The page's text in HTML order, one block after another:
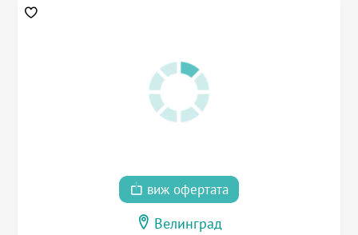
виж офертата
Велинград